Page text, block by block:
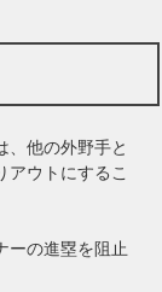
、他の外野手と
アウトにするこ
ーの進塁を阻止